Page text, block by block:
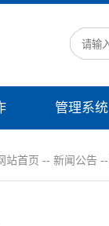
管理系统
站首页 -- 新闻公告 --